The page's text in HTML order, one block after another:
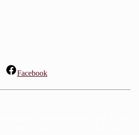
Facebook